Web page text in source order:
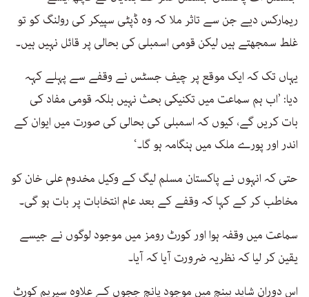
ریماركس دیے جن سے تاثر ملا كہ وہ ڈپٹی سپیكر كی رولنگ كو تو
غلط سمجھتے ہیں لیكن قومی اسمبلی كی بحالی پر قائل نہیں ہیں۔
یہاں تک كہ ایک موقع پر چیف جسٹس نے وقفے سے پہلے كہہ
دیا: ’اب ہم سماعت میں تكنیكی بحث نہیں بلكہ قومی مفاد كی
بات كریں گے، كیوں كہ اسمبلی كی بحالی كی صورت میں ایوان كے
اندر اور پورے ملک میں ہنگامہ ہو گا۔‘
حتی كہ انہوں نے پاكستان مسلم لیگ كے وكیل مخدوم علی خان كو
مخاطب كر كے كہا كہ وقفے كے بعد عام انتخابات پر بات ہو گی۔
سماعت میں وقفہ ہوا اور كورٹ رومز میں موجود لوگوں نے جیسے
یقین كر لیا كہ نظریہ ضرورت آیا كہ آیا۔
اس دوران شاید بینچ میں موجود پانچ ججوں كے علاوہ سپریم كورٹ